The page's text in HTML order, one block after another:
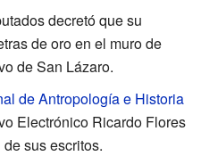
decretó que su
de oro en el muro de
de San Lázaro.
de Antropología e Historia
Electrónico Ricardo Flores
sus escritos.